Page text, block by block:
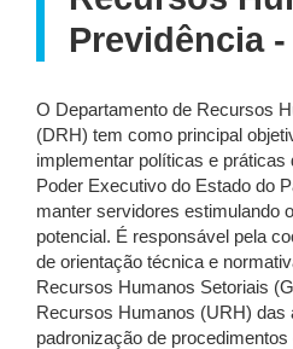
Previdência -
O Departamento de Recursos
(DRH) tem como principal
implementar políticas e
Poder Executivo do Estado do
manter servidores estimulando
potencial. É responsável pela
de orientação técnica e
Recursos Humanos Setoriais
Recursos Humanos (URH) das
padronização de